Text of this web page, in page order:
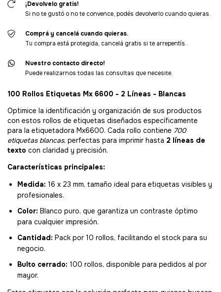
¡Devolvelo gratis!
Si no te gustó o no te convence, podés devolverlo cuando quieras.
Comprá y cancelá cuando quieras.
Tu compra está protegida, cancelá gratis si te arrepentís.
Nuestro contacto directo!
Puede realizarnos todas las consultas que necesite.
100 Rollos Etiquetas Mx 6600 - 2 Líneas - Blancas
Optimice la identificación y organización de sus productos
con estos rollos de etiquetas diseñados específicamente
para la etiquetadora Mx6600. Cada rollo contiene 700
etiquetas blancas, perfectas para imprimir hasta 2 líneas de
texto con claridad y precisión.
Características principales:
Medida: 16 x 23 mm, tamaño ideal para etiquetas visibles y
profesionales.
Color: Blanco puro, que garantiza un contraste óptimo
para cualquier impresión.
Cantidad: Pack por 10 rollos, facilitando el stock para su
negocio.
Bulto cerrado: 100 rollos, disponible para pedidos al por
mayor.